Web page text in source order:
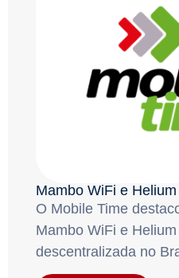
Mambo WiFi e
O Mobile Time
Mambo WiFi e
descentralizada no